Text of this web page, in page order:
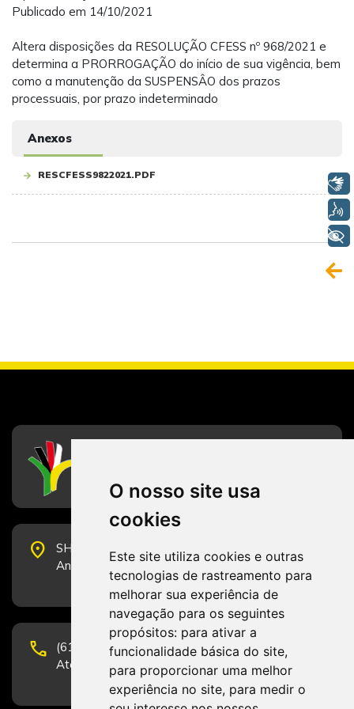
O nosso site usa
cookies
Este site utiliza cookies e outras
tecnologias de rastreamento para
melhorar sua experiência de
navegação para os seguintes
propósitos: para ativar a
funcionalidade básica do site,
para proporcionar uma melhor
experiência no site, para medir o
Publicado em 14/10/2021
Altera disposições da RESOLUÇÃO CFESS nº 968/2021 e
determina a PRORROGAÇÃO do início de sua vigência, bem
como a manutenção da SUSPENSÂO dos prazos
processuais, por prazo indeterminado
Anexos
RESCFESS9822021.PDF
place
SHS Quadra 6, Bloco E, Complexo Brasil 21, 20º
Andar, Sala 2001 - CEP 70322-915 - Brasília/DF
phone
(61) 3223-1652 e (61) 98131-3801.
Atendimento por telefone em horário comercial